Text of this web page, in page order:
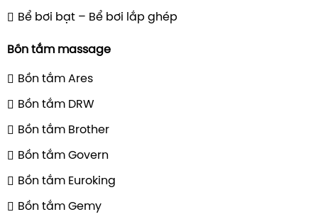
Bể bơi bạt – Bể bơi lắp ghép
Bồn tắm massage
Bồn tắm Ares
Bồn tắm DRW
Bồn tắm Brother
Bồn tắm Govern
Bồn tắm Euroking
Bồn tắm Gemy